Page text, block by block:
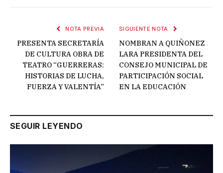
NOTA PREVIA
PRESENTA SECRETARÍA
DE CULTURA OBRA DE
TEATRO “GUERRERAS:
HISTORIAS DE LUCHA,
FUERZA Y VALENTÍA”
SIGUIENTE NOTA
NOMBRAN A QUIÑONEZ
LARA PRESIDENTA DEL
CONSEJO MUNICIPAL DE
PARTICIPACIÓN SOCIAL
EN LA EDUCACIÓN
SEGUIR LEYENDO